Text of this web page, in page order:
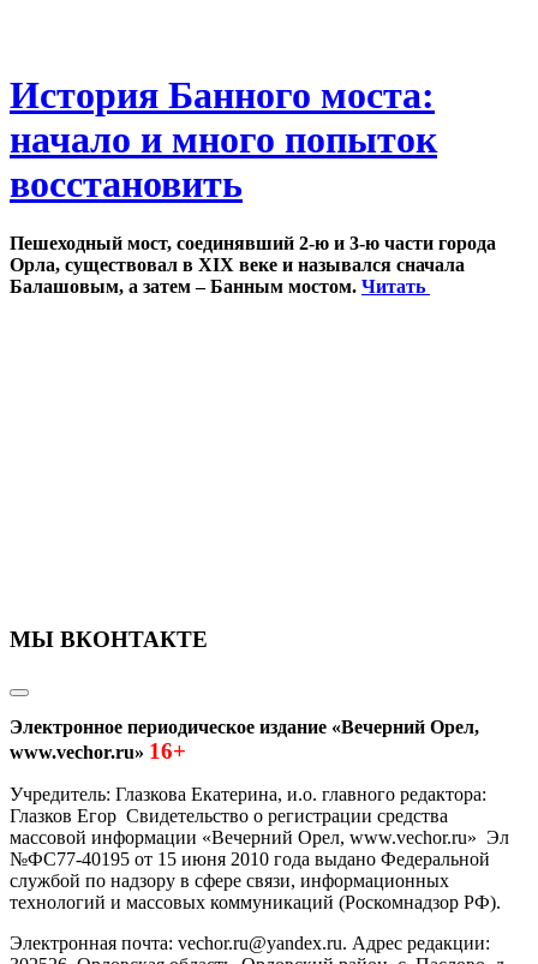
История Банного моста:
начало и много попыток
восстановить
Пешеходный мост, соединявший 2-ю и 3-ю части города
Орла, существовал в XIX веке и назывался сначала
Балашовым, а затем – Банным мостом. Читать
МЫ ВКОНТАКТЕ
Электронное периодическое издание «Вечерний Орел,
www.vechor.ru» 16+
Учредитель: Глазкова Екатерина, и.о. главного редактора:
Глазков Егор Свидетельство о регистрации средства
массовой информации «Вечерний Орел, www.vechor.ru» Эл
№ФС77-40195 от 15 июня 2010 года выдано Федеральной
службой по надзору в сфере связи, информационных
технологий и массовых коммуникаций (Роскомнадзор РФ).
Электронная почта: vechor.ru@yandex.ru. Адрес редакции: